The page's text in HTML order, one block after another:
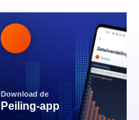
Download de
Peiling-app